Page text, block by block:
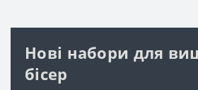
Нові набори для
бісер